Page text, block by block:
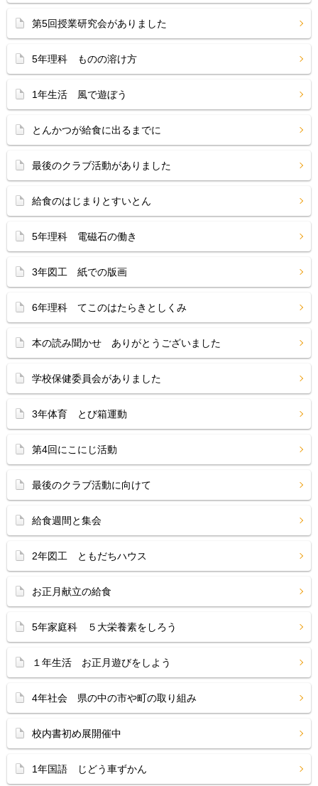
第5回授業研究会がありました
5年理科 ものの溶け方
1年生活 風で遊ぼう
とんかつが給食に出るまでに
最後のクラブ活動がありました
給食のはじまりとすいとん
5年理科 電磁石の働き
3年図工 紙での版画
6年理科 てこのはたらきとしくみ
本の読み聞かせ ありがとうございました
学校保健委員会がありました
3年体育 とび箱運動
第4回にこにじ活動
最後のクラブ活動に向けて
給食週間と集会
2年図工 ともだちハウス
お正月献立の給食
5年家庭科 ５大栄養素をしろう
１年生活 お正月遊びをしよう
4年社会 県の中の市や町の取り組み
校内書初め展開催中
1年国語 じどう車ずかん